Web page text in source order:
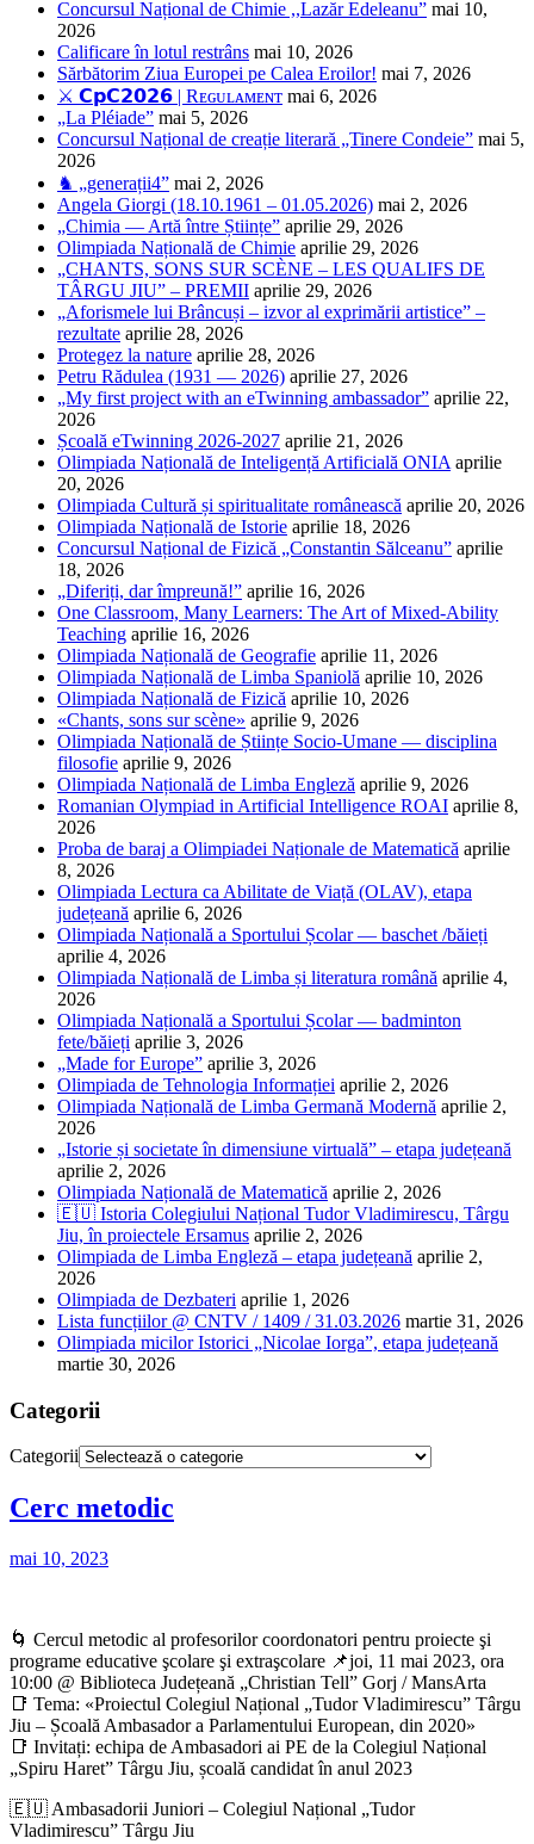
Concursul Național de Chimie ,,Lazăr Edeleanu” mai 10,
2026
Calificare în lotul restrâns mai 10, 2026
Sărbătorim Ziua Europei pe Calea Eroilor! mai 7, 2026
⚔️ 𝗖𝗽𝗖𝟮𝟬𝟮𝟲 | Rᴇɢᴜʟᴀᴍᴇɴᴛ mai 6, 2026
„La Pléiade” mai 5, 2026
Concursul Național de creație literară „Tinere Condeie” mai 5,
2026
♞ „generații4” mai 2, 2026
Angela Giorgi (18.10.1961 – 01.05.2026) mai 2, 2026
„Chimia — Artă între Științe” aprilie 29, 2026
Olimpiada Națională de Chimie aprilie 29, 2026
„CHANTS, SONS SUR SCÈNE – LES QUALIFS DE
TÂRGU JIU” – PREMII aprilie 29, 2026
„Aforismele lui Brâncuși – izvor al exprimării artistice” –
rezultate aprilie 28, 2026
Protegez la nature aprilie 28, 2026
Petru Rădulea (1931 — 2026) aprilie 27, 2026
„My first project with an eTwinning ambassador” aprilie 22,
2026
Școală eTwinning 2026-2027 aprilie 21, 2026
Olimpiada Națională de Inteligență Artificială ONIA aprilie
20, 2026
Olimpiada Cultură și spiritualitate românească aprilie 20, 2026
Olimpiada Națională de Istorie aprilie 18, 2026
Concursul Național de Fizică „Constantin Sălceanu” aprilie
18, 2026
„Diferiți, dar împreună!” aprilie 16, 2026
One Classroom, Many Learners: The Art of Mixed-Ability
Teaching aprilie 16, 2026
Olimpiada Națională de Geografie aprilie 11, 2026
Olimpiada Națională de Limba Spaniolă aprilie 10, 2026
Olimpiada Națională de Fizică aprilie 10, 2026
«Chants, sons sur scène» aprilie 9, 2026
Olimpiada Națională de Științe Socio-Umane — disciplina
filosofie aprilie 9, 2026
Olimpiada Națională de Limba Engleză aprilie 9, 2026
Romanian Olympiad in Artificial Intelligence ROAI aprilie 8,
2026
Proba de baraj a Olimpiadei Naționale de Matematică aprilie
8, 2026
Olimpiada Lectura ca Abilitate de Viață (OLAV), etapa
județeană aprilie 6, 2026
Olimpiada Națională a Sportului Școlar — baschet /băieți
aprilie 4, 2026
Olimpiada Națională de Limba și literatura română aprilie 4,
2026
Olimpiada Națională a Sportului Școlar — badminton
fete/băieți aprilie 3, 2026
„Made for Europe” aprilie 3, 2026
Olimpiada de Tehnologia Informației aprilie 2, 2026
Olimpiada Națională de Limba Germană Modernă aprilie 2,
2026
„Istorie și societate în dimensiune virtuală” – etapa județeană
aprilie 2, 2026
Olimpiada Națională de Matematică aprilie 2, 2026
🇪🇺 Istoria Colegiului Național Tudor Vladimirescu, Târgu
Jiu, în proiectele Ersamus aprilie 2, 2026
Olimpiada de Limba Engleză – etapa județeană aprilie 2,
2026
Olimpiada de Dezbateri aprilie 1, 2026
Lista funcțiilor @ CNTV / 1409 / 31.03.2026 martie 31, 2026
Olimpiada micilor Istorici „Nicolae Iorga”, etapa județeană
martie 30, 2026
Categorii
Categorii
Cerc metodic
mai 10, 2023
🌀 Cercul metodic al profesorilor coordonatori pentru proiecte şi
programe educative şcolare şi extraşcolare 📌joi, 11 mai 2023, ora
10:00 @ Biblioteca Județeană „Christian Tell” Gorj / MansArta
📑 Tema: «Proiectul Colegiul Național „Tudor Vladimirescu” Târgu
Jiu – Școală Ambasador a Parlamentului European, din 2020»
📑 Invitați: echipa de Ambasadori ai PE de la Colegiul Național
„Spiru Haret” Târgu Jiu, școală candidat în anul 2023
🇪🇺 Ambasadorii Juniori – Colegiul Național „Tudor
Vladimirescu” Târgu Jiu